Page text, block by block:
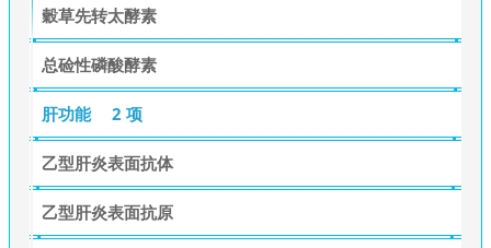
穀草先转太酵素
总硷性磷酸酵素
肝功能 2 项
乙型肝炎表面抗体
乙型肝炎表面抗原